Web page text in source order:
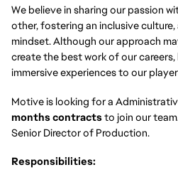
We believe in sharing our passion
other, fostering an inclusive
mindset. Although our approach
create the best work of our
immersive experiences to our
Motive is looking for a
months contractsto join our
Senior Director of Production.
Responsibilities: